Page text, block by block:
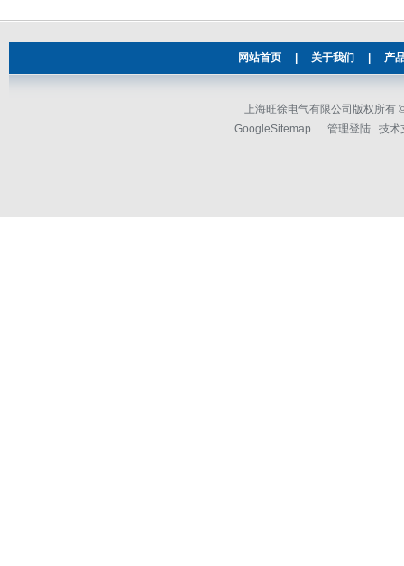
网站首页 关于我们 产
上海旺徐电气有限公司版权所有
GoogleSitemap
管理登陆 技术